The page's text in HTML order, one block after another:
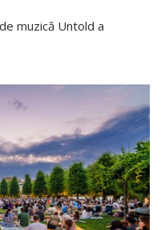
muzică Untold a